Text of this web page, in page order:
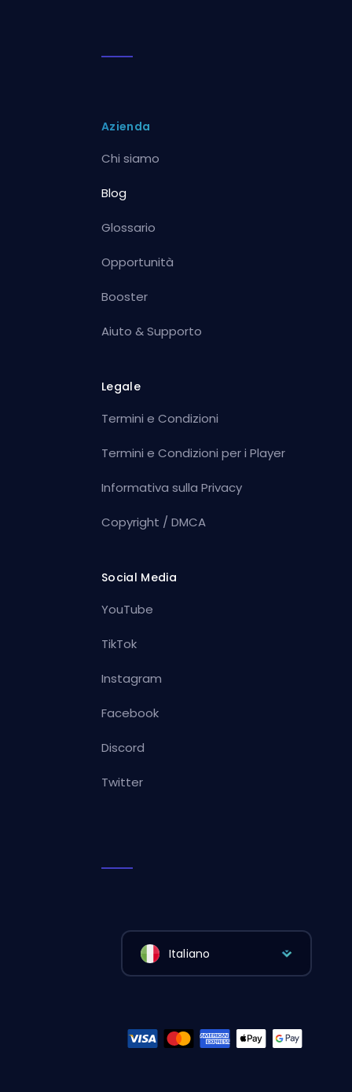
Azienda
Chi siamo
Blog
Glossario
Opportunità
Booster
Aiuto & Supporto
Legale
Termini e Condizioni
Termini e Condizioni per i Player
Informativa sulla Privacy
Copyright / DMCA
Social Media
YouTube
TikTok
Instagram
Facebook
Discord
Twitter
Italiano